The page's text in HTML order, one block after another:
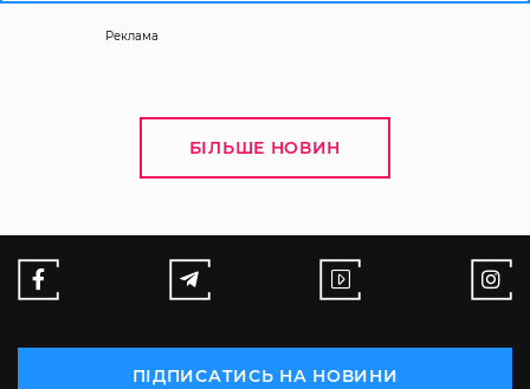
Реклама
БІЛЬШЕ НОВИН
ПІДПИСАТИСЬ НА НОВИНИ